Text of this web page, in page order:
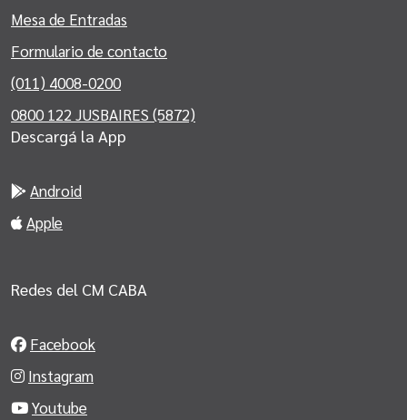
Mesa de Entradas
Formulario de contacto
(011) 4008-0200
0800 122 JUSBAIRES (5872)
Descargá la App
Android
Apple
Redes del CM CABA
Facebook
Instagram
Youtube